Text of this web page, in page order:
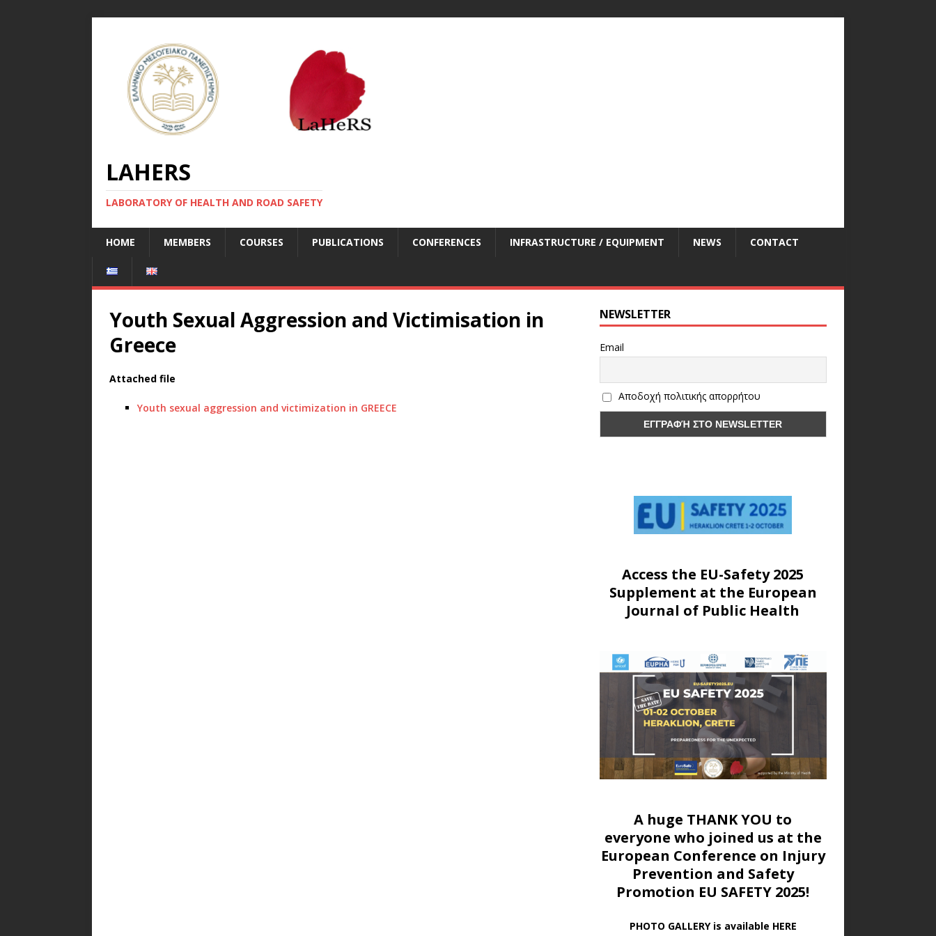
LAHERS
LABORATORY OF HEALTH AND ROAD SAFETY
HOME MEMBERS COURSES PUBLICATIONS CONFERENCES INFRASTRUCTURE / EQUIPMENT NEWS CONTACT
Youth Sexual Aggression and Victimisation in
Greece
Attached file
Youth sexual aggression and victimization in GREECE
NEWSLETTER
Email
Αποδοχή πολιτικής απορρήτου
Access the EU-Safety 2025
Supplement at the European
Journal of Public Health
A huge THANK YOU to
everyone who joined us at the
European Conference on Injury
Prevention and Safety
Promotion EU SAFETY 2025!
PHOTO GALLERY is available HERE